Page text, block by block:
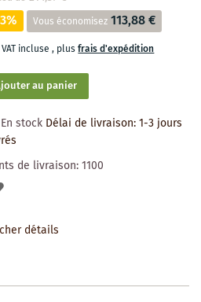
Vous économisez 113,88 €
VAT incluse, plusfrais d'expédition
au panier
En stock Délai de livraison: 1-3 jours
de livraison:1100
AJOUTER
détails